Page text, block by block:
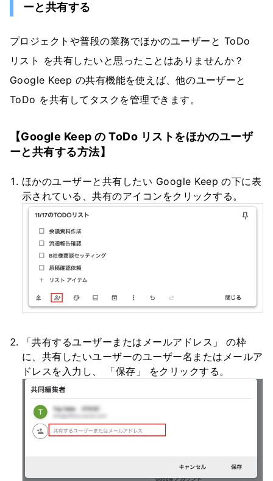
ーと共有する
プロジェクトや普段の業務でほかのユーザーと ToDo
リスト を共有したいと思ったことはありませんか？
Google Keep の共有機能を使えば、他のユーザーと
ToDo を共有してタスクを管理できます。
【Google Keep の ToDo リストをほかのユーザ
ーと共有する方法】
ほかのユーザーと共有したい Google Keep の下に表
示されている、共有のアイコンをクリックする。
「共有するユーザーまたはメールアドレス」 の枠
に、共有したいユーザーのユーザー名またはメールア
ドレスを入力し、 「保存」 をクリックする。